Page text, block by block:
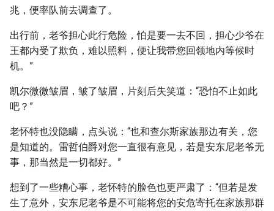
兆，便率队前去调查了。
出行前，老爷担心此行危险，怕是要一去不回，担心少爷在
王都内受了欺负，难以照料，便让我带您回领地内等候时
机。”
凯尔微微皱眉，皱了皱眉，片刻后失笑道：“恐怕不止如此
吧？”
老怀特也没隐瞒，点头说：“也和查尔斯家族那边有关，您
是知道的。雷哲伯爵对您一直很有意见，若是安东尼老爷无
事，那当然是一切都好。”
想到了一些糟心事，老怀特的脸色也更严肃了：“但若是发
生了意外，安东尼老爷是不可能将您的安危寄托在家族那群